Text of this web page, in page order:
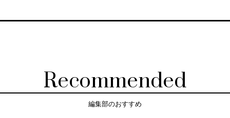
Recommended
編集部のおすすめ